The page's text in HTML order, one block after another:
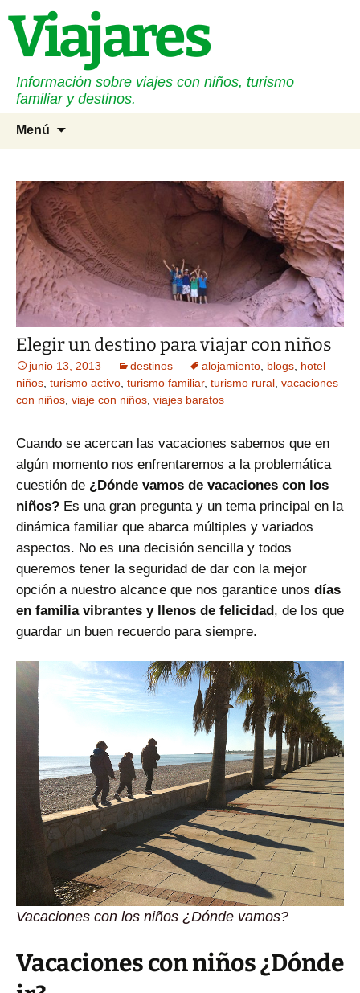
contenido
Viajares
Información sobre viajes con niños, turismo
familiar y destinos.
Menú
Elegir un destino para viajar con niños
junio 13, 2013 destinos alojamiento, blogs, hotel
niños, turismo activo, turismo familiar, turismo rural, vacaciones
con niños, viaje con niños, viajes baratos
Cuando se acercan las vacaciones sabemos que en
algún momento nos enfrentaremos a la problemática
cuestión de ¿Dónde vamos de vacaciones con los
niños? Es una gran pregunta y un tema principal en la
dinámica familiar que abarca múltiples y variados
aspectos. No es una decisión sencilla y todos
queremos tener la seguridad de dar con la mejor
opción a nuestro alcance que nos garantice unos días
en familia vibrantes y llenos de felicidad, de los que
guardar un buen recuerdo para siempre.
Vacaciones con los niños ¿Dónde vamos?
Vacaciones con niños ¿Dónde